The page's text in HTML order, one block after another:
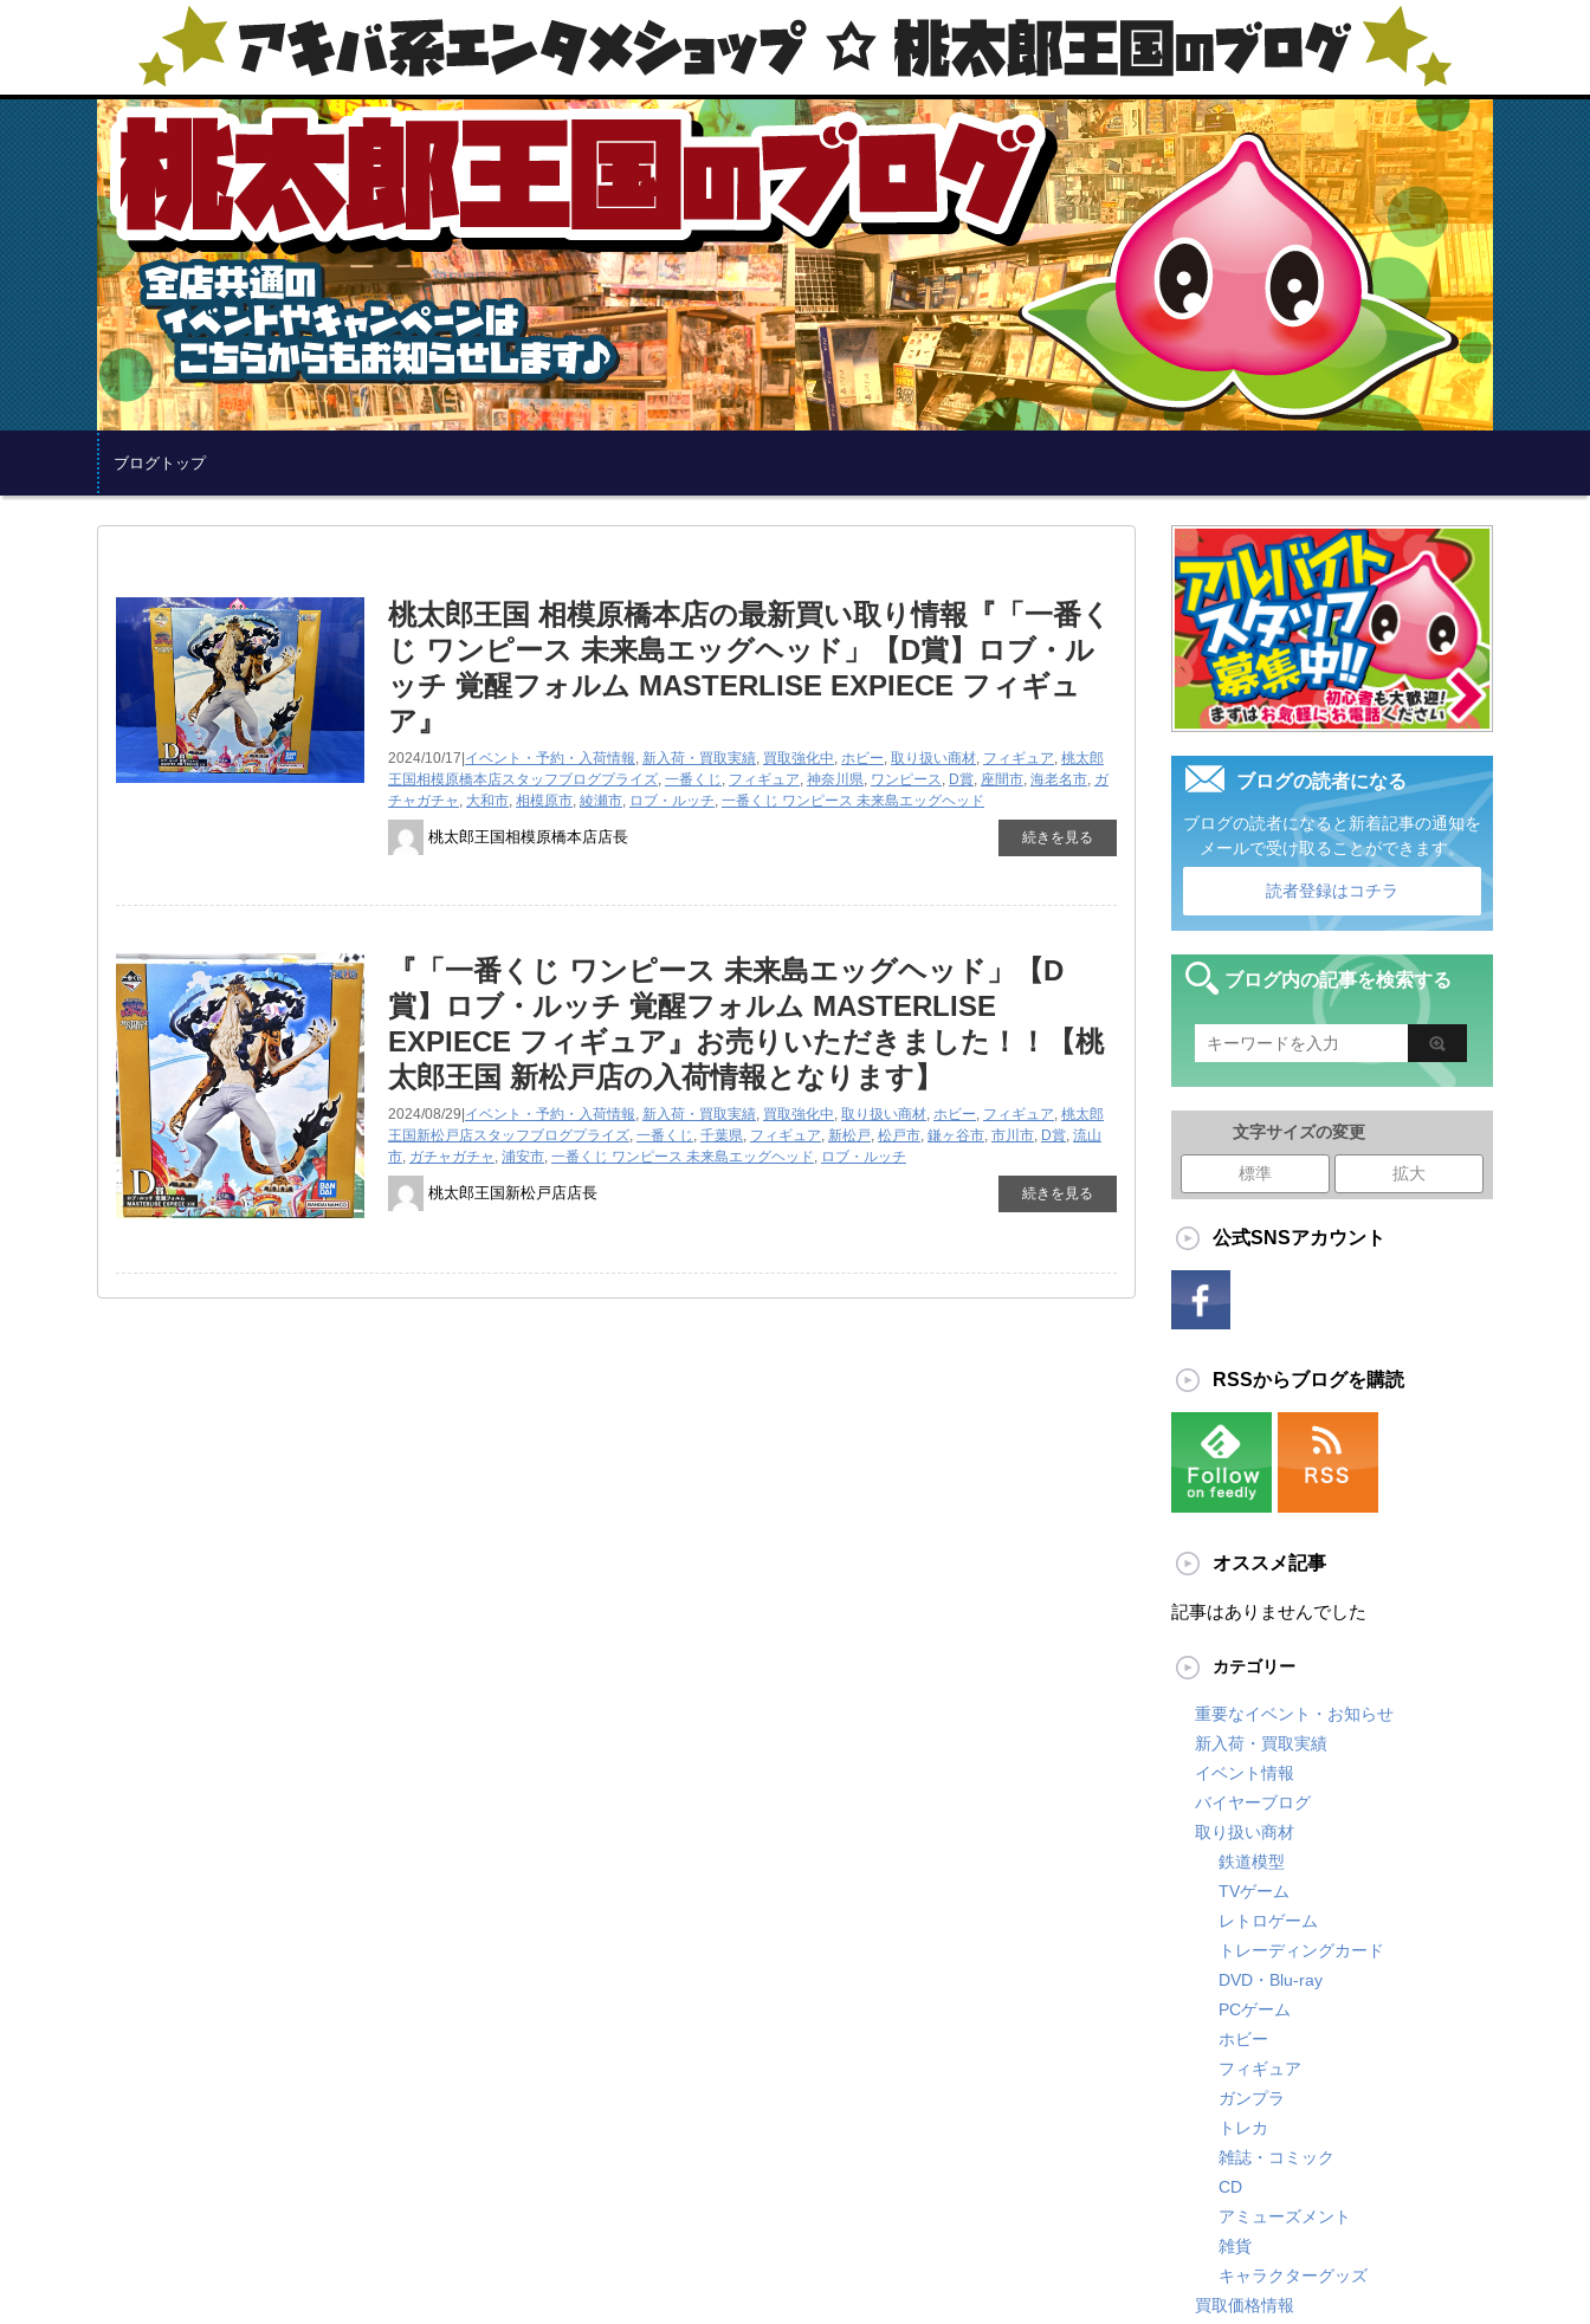
ブログトップ
桃太郎王国 相模原橋本店の最新買い取り情報『「一番く
じ ワンピース 未来島エッグヘッド」【D賞】ロブ・ル
ッチ 覚醒フォルム MASTERLISE EXPIECE フィギュ
ア』
2024/10/17| イベント・予約・入荷情報, 新入荷・買取実績, 買取強化中, ホビー, 取り扱い商材, フィギュア, 桃太郎
王国相模原橋本店スタッフブログプライズ, 一番くじ , フィギュア, 神奈川県, ワンピース, D賞, 座間市, 海老名市, ガ
チャガチャ , 大和市, 相模原市, 綾瀬市, ロブ・ルッチ, 一番くじ ワンピース 未来島エッグヘッド
桃太郎王国相模原橋本店店長 続きを見る
『​「一番くじ ​ワンピース ​未来島エッグヘッド」【D
賞】​ロブ・ルッチ 覚醒フォルム MASTERLISE
EXPIECE ​フィギュア』お売りいただきました！！【桃
太郎王国 新松戸店の入荷情報となります】
2024/08/29| イベント・予約・入荷情報, 新入荷・買取実績, 買取強化中, 取り扱い商材, ホビー, フィギュア, 桃太郎
王国新松戸店スタッフブログプライズ, 一番くじ , 千葉県, フィギュア, 新松戸, 松戸市, 鎌ヶ谷市, 市川市, D賞, 流山
市, ガチャガチャ , 浦安市, 一番くじ ​ワンピース ​未来島エッグヘッド, ロブ・ルッチ
桃太郎王国新松戸店店長 続きを見る
ブログの読者になる
ブログの読者になると新着記事の通知を
メールで受け取ることができます。
読者登録はコチラ
ブログ内の記事を検索する
文字サイズの変更
標準 拡大
公式SNSアカウント
RSSからブログを購読
オススメ記事
記事はありませんでした
カテゴリー
重要なイベント・お知らせ
新入荷・買取実績
イベント情報
バイヤーブログ
取り扱い商材
鉄道模型
TVゲーム
レトロゲーム
トレーディングカード
DVD・Blu-ray
PCゲーム
ホビー
フィギュア
ガンプラ
トレカ
雑誌・コミック
CD
アミューズメント
雑貨
キャラクターグッズ
買取価格情報